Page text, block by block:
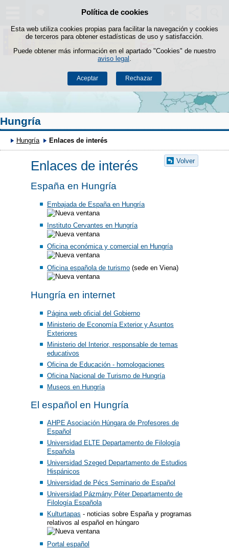
Política de cookies
Esta web utiliza cookies propias para facilitar la navegación y cookies
de terceros para obtener estadísticas de uso y satisfacción.
Puede obtener más información en el apartado "Cookies" de nuestro
aviso legal
Aceptar Rechazar
Saltar al contenido
Hungría
Hungría Enlaces de interés
Volver
Enlaces de interés
España en Hungría
Embajada de España en Hungría
Instituto Cervantes en Hungría
Oficina económica y comercial en Hungría
Oficina española de turismo(sede en Viena)
Hungría en internet
Página web oficial del Gobierno
Ministerio de Economía Exterior y Asuntos
Exteriores
Ministerio del Interior, responsable de temas
educativos
Oficina de Educación - homologaciones
Oficina Nacional de Turismo de Hungría
Museos en Hungría
El español en Hungría
AHPE Asociación Húngara de Profesores de
Español
Universidad ELTE Departamento de Filología
Española
Universidad Szeged Departamento de Estudios
Hispánicos
Universidad de Pécs Seminario de Español
Universidad Pázmány Péter Departamento de
Filología Española
Kulturtapas - noticias sobre España y programas
relativos al español en húngaro
Portal español